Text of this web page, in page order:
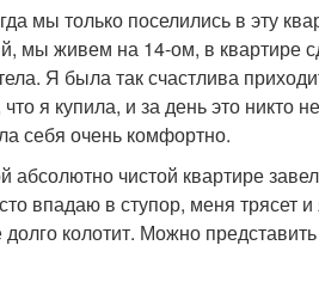
мы только поселились в эту
мы живем на 14-ом, в квартире
Я была так счастлива
я купила, и за день это
себя очень комфортно.
абсолютно чистой квартире
впадаю в ступор, меня трясет
колотит. Можно